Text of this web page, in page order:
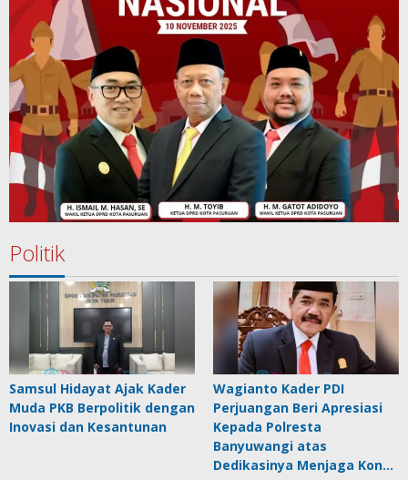
Politik
Samsul Hidayat Ajak Kader
Muda PKB Berpolitik dengan
Inovasi dan Kesantunan
Wagianto Kader PDI
Perjuangan Beri Apresiasi
Kepada Polresta
Banyuwangi atas
Dedikasinya Menjaga Kon…